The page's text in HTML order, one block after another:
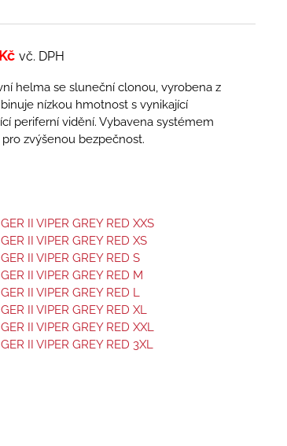
Kč vč. DPH
helma se sluneční clonou, vyrobena z
nízkou hmotnost s vynikající
periferní vidění. Vybavena systémem
pro zvýšenou bezpečnost.
II VIPER GREY RED XXS
II VIPER GREY RED XS
II VIPER GREY RED S
II VIPER GREY RED M
II VIPER GREY RED L
II VIPER GREY RED XL
II VIPER GREY RED XXL
II VIPER GREY RED 3XL